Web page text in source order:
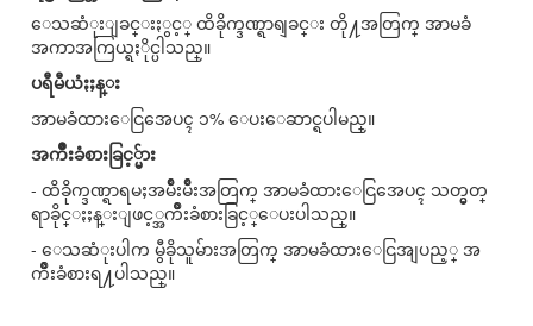
ေသဆံုးျခင္းႏွင့္ ထိခိုက္ဒဏ္ရာရျခင္း တို႔အတြက္ အာမခံ
အကာအကြယ္ရႏိုင္ပါသည္။
ပရီမီယံႏႈန္း
အာမခံထားေငြအေပၚ ၁% ေပးေဆာင္ရပါမည္။
အက်ိဳးခံစားခြင့္မ်ား
- ထိခိုက္ဒဏ္ရာရမႈအမ်ိဳးမ်ိဳးအတြက္ အာမခံထားေငြအေပၚ သတ္မွတ္
ရာခိုင္ႏႈန္းျဖင့္အက်ိဳးခံစားခြင့္ေပးပါသည္။
- ေသဆံုးပါက မွီခိုသူမ်ားအတြက္ အာမခံထားေငြအျပည့္ အ
က်ိဳးခံစားရ႔ပါသည္။